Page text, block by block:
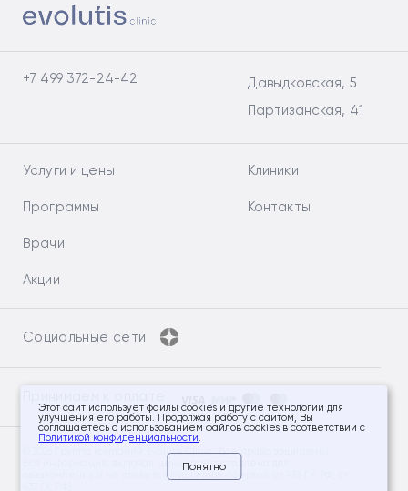
+7 499 372-24-42
Давыдковская, 5
Партизанская, 41
Услуги и цены
Программы
Врачи
Акции
Клиники
Контакты
Социальные сети
© 2026 Группа компаний Evolutis Clinic. Все права защищены.
Вся информация, включая цены, предоставлена для
ознакомления и не является публичной офертой (ст.435 ГК РФ, ст.
Этот сайт использует файлы cookies и другие технологии для
улучшения его работы. Продолжая работу с сайтом, Вы
соглашаетесь с использованием файлов cookies в соответствии с
Политикой конфиденциальности.
Понятно